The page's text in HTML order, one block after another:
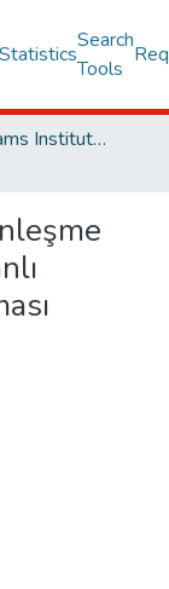
Search
Tools
Graduate Programs Institute Thesis Collection